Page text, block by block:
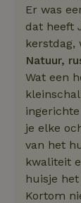
Er was
dat heeft
kerstdag,
Natuur,
Wat een
je elke
van het
kwaliteit
huisje
Kortom